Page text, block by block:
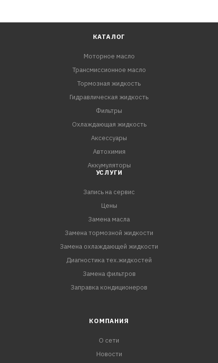
КАТАЛОГ
Моторное масло
Трансмиссионное масло
Тормозная жидкость
Гидравлическая жидкость
Фильтры
Охлаждающая жидкость
Аксессуары
Автохимия
Аккумуляторы
УСЛУГИ
Запись на сервис
Цены
Замена масла
Замена тормозной жидкости
Замена охлаждающей жидкости
Диагностика тех.жидкостей
Замена фильтров
Заправка кондиционеров
КОМПАНИЯ
О сети
Новости